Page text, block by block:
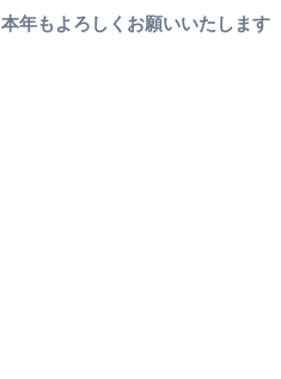
本年もよろしくお願いいたします